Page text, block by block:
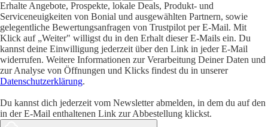
Erhalte Angebote, Prospekte, lokale Deals, Produkt- und
Serviceneuigkeiten von Bonial und ausgewählten Partnern, sowie
gelegentliche Bewertungsanfragen von Trustpilot per E-Mail. Mit
Klick auf „Weiter" willigst du in den Erhalt dieser E-Mails ein. Du
kannst deine Einwilligung jederzeit über den Link in jeder E-Mail
widerrufen. Weitere Informationen zur Verarbeitung Deiner Daten und
zur Analyse von Öffnungen und Klicks findest du in unserer
Datenschutzerklärung.
Du kannst dich jederzeit vom Newsletter abmelden, in dem du auf den
in der E-Mail enthaltenen Link zur Abbestellung klickst.